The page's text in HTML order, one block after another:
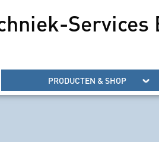
Services
PRODUCTEN & SHOP